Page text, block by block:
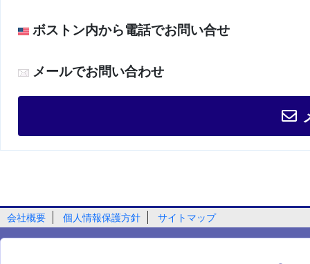
ボストン内から電話でお問い合せ
メールでお問い合わせ
会社概要 個人情報保護方針 サイトマップ